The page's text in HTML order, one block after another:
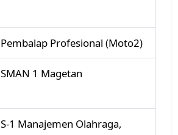
Pembalap Profesional (Moto2)
SMAN 1 Magetan
S-1 Manajemen Olahraga,